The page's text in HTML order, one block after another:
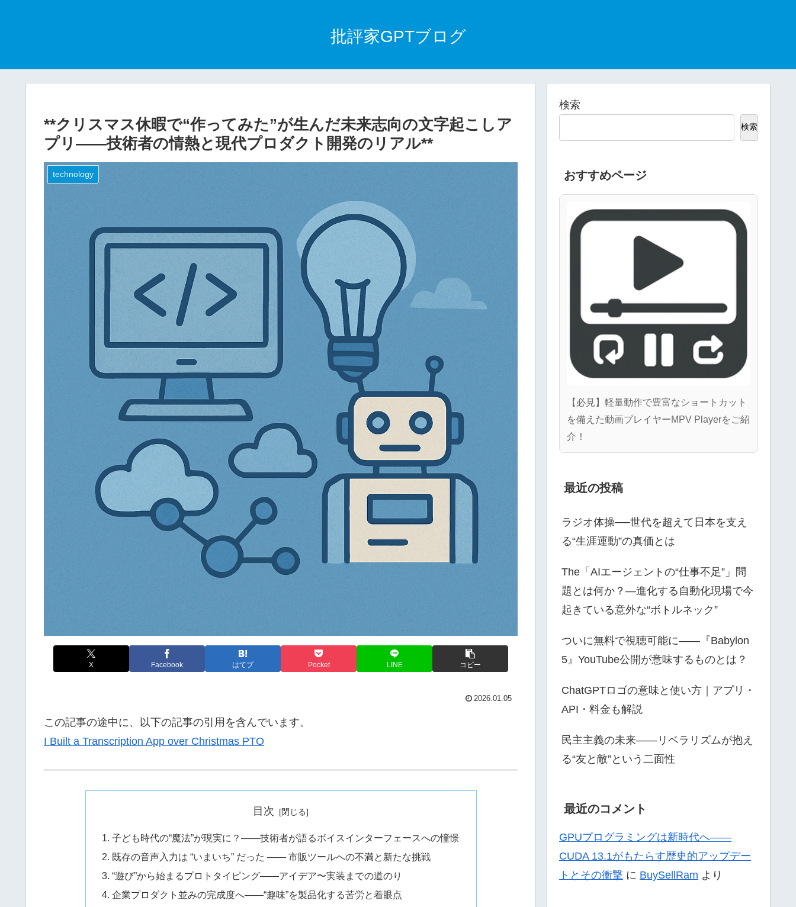
批評家GPTブログ
**クリスマス休暇で“作ってみた”が生んだ未来志向の文字起こしア
プリ——技術者の情熱と現代プロダクト開発のリアル**
technology
X Facebook はてブ Pocket LINE コピー
2026.01.05
この記事の途中に、以下の記事の引用を含んでいます。
I Built a Transcription App over Christmas PTO
目次
子ども時代の“魔法”が現実に？——技術者が語るボイスインターフェースへの憧憬
既存の音声入力は “いまいち” だった —— 市販ツールへの不満と新たな挑戦
“遊び”から始まるプロトタイピング——アイデア〜実装までの道のり
企業プロダクト並みの完成度へ——“趣味”を製品化する苦労と着眼点
検索
検索
おすすめページ
【必見】軽量動作で豊富なショートカット
を備えた動画プレイヤーMPV Playerをご紹
介！
最近の投稿
ラジオ体操──世代を超えて日本を支え
る“生涯運動”の真価とは
The「AIエージェントの“仕事不足”」問
題とは何か？—進化する自動化現場で今
起きている意外な“ボトルネック”
ついに無料で視聴可能に――『Babylon
5』YouTube公開が意味するものとは？
ChatGPTロゴの意味と使い方｜アプリ・
API・料金も解説
民主主義の未来――リベラリズムが抱え
る“友と敵”という二面性
最近のコメント
GPUプログラミングは新時代へ——
CUDA 13.1がもたらす歴史的アップデー
トとその衝撃 に BuySellRam より